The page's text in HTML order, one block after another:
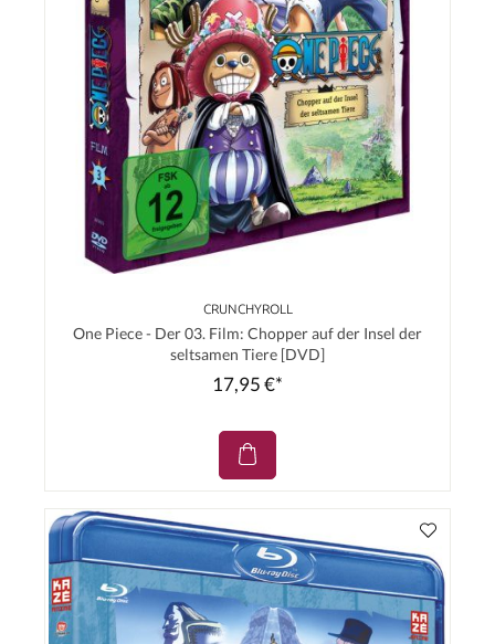
CRUNCHYROLL
One Piece - Der 03. Film: Chopper auf der Insel der
seltsamen Tiere [DVD]
17,95 €*